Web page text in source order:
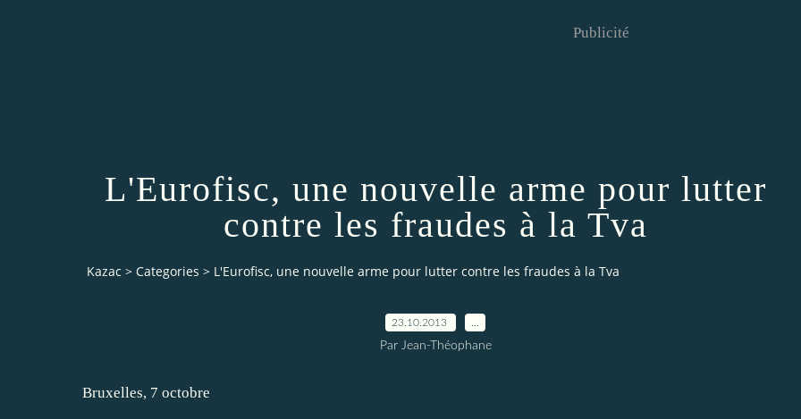
Publicité
L'Eurofisc, une nouvelle arme pour lutter
contre les fraudes à la Tva
Kazac > Categories > L'Eurofisc, une nouvelle arme pour lutter contre les fraudes à la Tva
23.10.2013
Par Jean-Théophane
Bruxelles, 7 octobre